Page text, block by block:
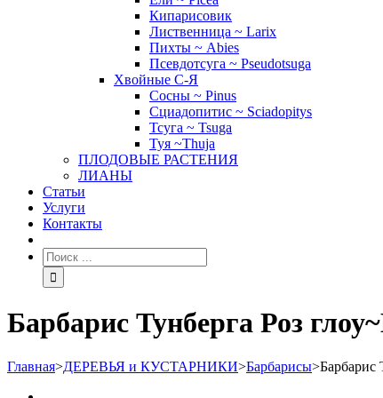
Кипарисовик
Лиственница ~ Larix
Пихты ~ Abies
Псевдотсуга ~ Pseudotsuga
Хвойные С-Я
Сосны ~ Pinus
Сциадопитис ~ Sciadopitys
Тсуга ~ Tsuga
Туя ~Thuja
ПЛОДОВЫЕ РАСТЕНИЯ
ЛИАНЫ
Статьи
Услуги
Контакты
Барбарис Тунберга Роз
Главная>ДЕРЕВЬЯ и КУСТАРНИКИ>Барбарисы>Барбарис